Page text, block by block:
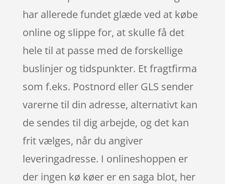
har allerede fundet glæde ved at købe
online og slippe for, at skulle få det
hele til at passe med de forskellige
buslinjer og tidspunkter. Et fragtfirma
som f.eks. Postnord eller GLS sender
varerne til din adresse, alternativt kan
de sendes til dig arbejde, og det kan
frit vælges, når du angiver
leveringadresse. I onlineshoppen er
der ingen kø køer er en saga blot, her